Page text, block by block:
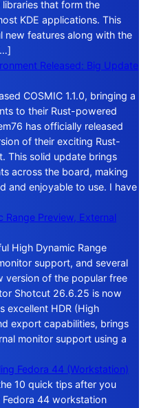
that form the
KDE applications. This
new features along with the
Released: Big Update
COSMIC 1.1.0, bringing a
to their Rust-powered
has officially released
of their exciting Rust-
This solid update brings
across the board, making
and enjoyable to use. I have
Preview, External
High Dynamic Range
support, and several
version of the popular free
Shotcut 26.6.25 is now
excellent HDR (High
export capabilities, brings
monitor support using a
Fedora 44 (Workstation)
10 quick tips after you
Fedora 44 workstation